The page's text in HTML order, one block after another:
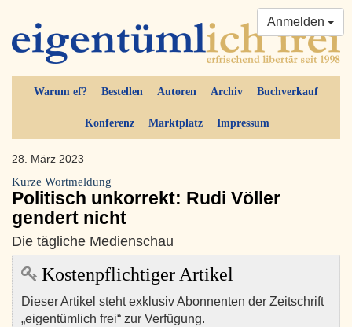
Warum ef? Bestellen Autoren Archiv Buchverkauf
Konferenz Marktplatz Impressum
Anmelden
28. März 2023
Kurze Wortmeldung
Politisch unkorrekt: Rudi Völler
gendert nicht
Die tägliche Medienschau
Kostenpflichtiger Artikel
Dieser Artikel steht exklusiv Abonnenten der Zeitschrift
„eigentümlich frei“ zur Verfügung.